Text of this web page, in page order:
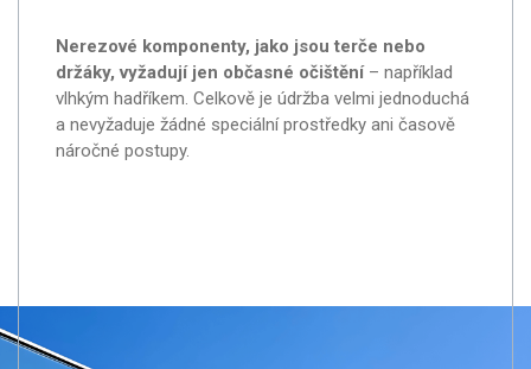
Nerezové komponenty, jako jsou terče nebo
držáky, vyžadují jen občasné očištění – například
vlhkým hadříkem. Celkově je údržba velmi jednoduchá
a nevyžaduje žádné speciální prostředky ani časově
náročné postupy.